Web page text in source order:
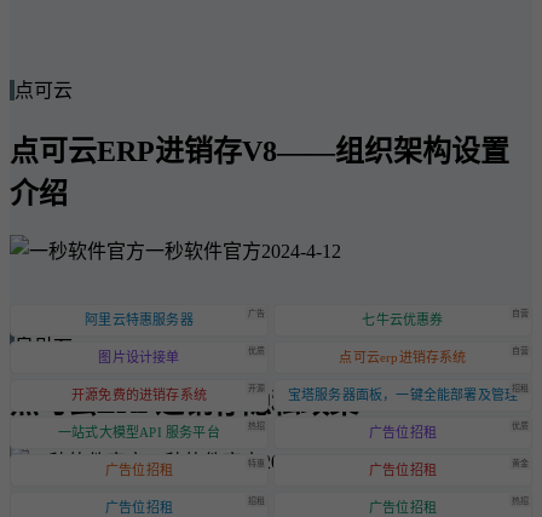
点可云
点可云ERP进销存V8——组织架构设置
介绍
一秒软件官方2024-4-12
点可云
点可云ERP进销存隐私政策
一秒软件官方2024-6-20
阿里云特惠服务器 广告 七牛云优惠券 自营
图片设计接单 优质 点可云erp进销存系统 自营
开源免费的进销存系统 开源 宝塔服务器面板，一键全能部署及管理招租
一站式大模型API 服务平台 热招 广告位招租 优质
广告位招租 特惠 广告位招租 黄金
广告位招租 招租 广告位招租 热招